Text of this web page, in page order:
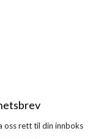
oss rett til din innboks